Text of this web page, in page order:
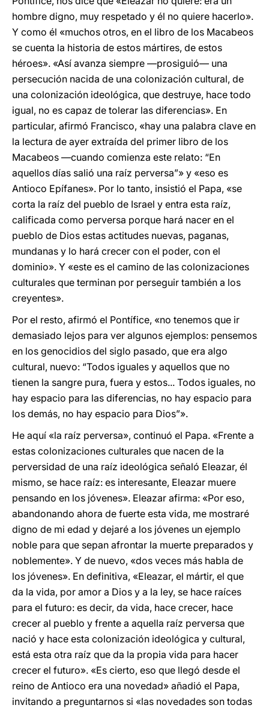
hombre digno, muy respetado y él no quiere hacerlo».
Y como él «muchos otros, en el libro de los Macabeos
se cuenta la historia de estos mártires, de estos
héroes». «Así avanza siempre —prosiguió— una
persecución nacida de una colonización cultural, de
una colonización ideológica, que destruye, hace todo
igual, no es capaz de tolerar las diferencias». En
particular, afirmó Francisco, «hay una palabra clave en
la lectura de ayer extraída del primer libro de los
Macabeos —cuando comienza este relato: “En
aquellos días salió una raíz perversa”» y «eso es
Antioco Epífanes». Por lo tanto, insistió el Papa, «se
corta la raíz del pueblo de Israel y entra esta raíz,
calificada como perversa porque hará nacer en el
pueblo de Dios estas actitudes nuevas, paganas,
mundanas y lo hará crecer con el poder, con el
dominio». Y «este es el camino de las colonizaciones
culturales que terminan por perseguir también a los
creyentes».
Por el resto, afirmó el Pontífice, «no tenemos que ir
demasiado lejos para ver algunos ejemplos: pensemos
en los genocidios del siglo pasado, que era algo
cultural, nuevo: “Todos iguales y aquellos que no
tienen la sangre pura, fuera y estos... Todos iguales, no
hay espacio para las diferencias, no hay espacio para
los demás, no hay espacio para Dios”».
He aquí «la raíz perversa», continuó el Papa. «Frente a
estas colonizaciones culturales que nacen de la
perversidad de una raíz ideológica señaló Eleazar, él
mismo, se hace raíz: es interesante, Eleazar muere
pensando en los jóvenes». Eleazar afirma: «Por eso,
abandonando ahora de fuerte esta vida, me mostraré
digno de mi edad y dejaré a los jóvenes un ejemplo
noble para que sepan afrontar la muerte preparados y
noblemente». Y de nuevo, «dos veces más habla de
los jóvenes». En definitiva, «Eleazar, el mártir, el que
da la vida, por amor a Dios y a la ley, se hace raíces
para el futuro: es decir, da vida, hace crecer, hace
crecer al pueblo y frente a aquella raíz perversa que
nació y hace esta colonización ideológica y cultural,
está esta otra raíz que da la propia vida para hacer
crecer el futuro». «Es cierto, eso que llegó desde el
reino de Antioco era una novedad» añadió el Papa,
invitando a preguntarnos si «las novedades son todas